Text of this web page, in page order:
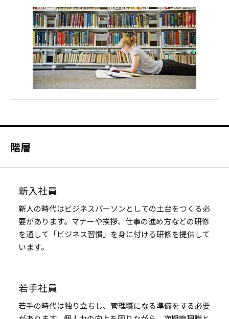
階層
新入社員
新人の時代はビジネスパーソンとしての土台をつくる必
要があります。マナーや挨拶、仕事の進め方などの研修
を通して「ビジネス習慣」を身に付ける研修を提供して
います。
若手社員
若手の時代は独り立ちし、管理職になる準備をする必要